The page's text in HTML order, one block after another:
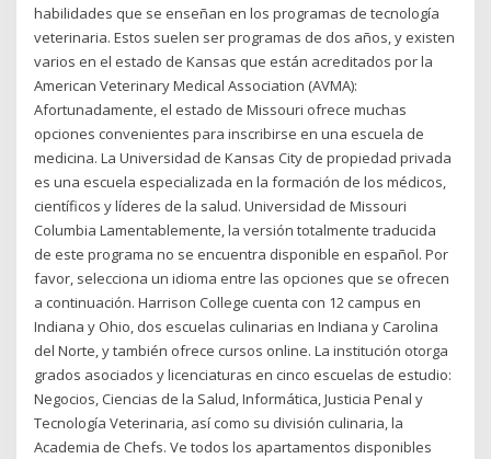
habilidades que se enseñan en los programas de tecnología
veterinaria. Estos suelen ser programas de dos años, y existen
varios en el estado de Kansas que están acreditados por la
American Veterinary Medical Association (AVMA):
Afortunadamente, el estado de Missouri ofrece muchas
opciones convenientes para inscribirse en una escuela de
medicina. La Universidad de Kansas City de propiedad privada
es una escuela especializada en la formación de los médicos,
científicos y líderes de la salud. Universidad de Missouri
Columbia Lamentablemente, la versión totalmente traducida
de este programa no se encuentra disponible en español. Por
favor, selecciona un idioma entre las opciones que se ofrecen
a continuación. Harrison College cuenta con 12 campus en
Indiana y Ohio, dos escuelas culinarias en Indiana y Carolina
del Norte, y también ofrece cursos online. La institución otorga
grados asociados y licenciaturas en cinco escuelas de estudio:
Negocios, Ciencias de la Salud, Informática, Justicia Penal y
Tecnología Veterinaria, así como su división culinaria, la
Academia de Chefs. Ve todos los apartamentos disponibles